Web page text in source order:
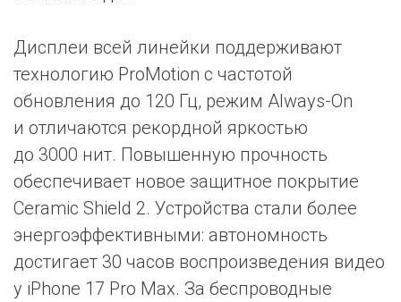
Дисплеи всей линейки поддерживают
технологию ProMotion с частотой
обновления до 120 Гц, режим Always-On
и отличаются рекордной яркостью
до 3000 нит. Повышенную прочность
обеспечивает новое защитное покрытие
Ceramic Shield 2. Устройства стали более
энергоэффективными: автономность
достигает 30 часов воспроизведения видео
у iPhone 17 Pro Max. За беспроводные